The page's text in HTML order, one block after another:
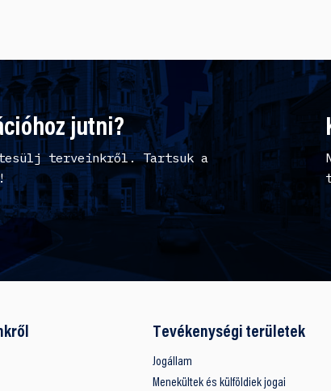
jutni?
terveinkről. Tartsuk a
Tevékenységi területek
Jogállam
Menekültek és külföldiek jogai